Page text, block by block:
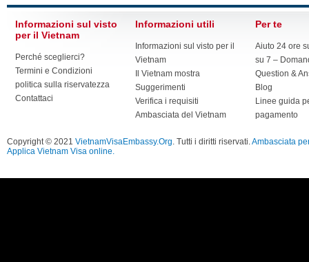
Informazioni sul visto
per il Vietnam
Perché sceglierci?
Termini e Condizioni
politica sulla riservatezza
Contattaci
Informazioni utili
Informazioni sul visto per il
Vietnam
Il Vietnam mostra
Suggerimenti
Verifica i requisiti
Ambasciata del Vietnam
Per te
Aiuto 24 ore
su 7 –
Question &
Blog
Linee guida
pagamento
Copyright © 2021 VietnamVisaEmbassy.Org. Tutti i diritti riservati.Ambasciata
Applica Vietnam Visa online.